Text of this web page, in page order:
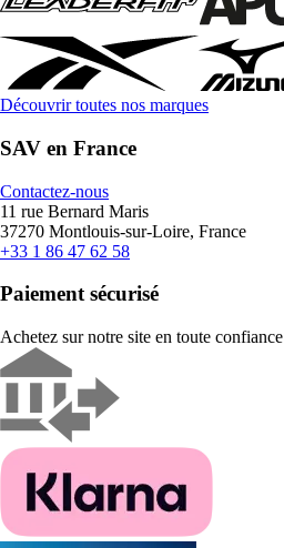
Découvrir toutes nos marques
SAV en France
Contactez-nous
11 rue Bernard Maris
37270 Montlouis-sur-Loire, France
+33 1 86 47 62 58
Paiement sécurisé
Achetez sur notre site en toute confiance